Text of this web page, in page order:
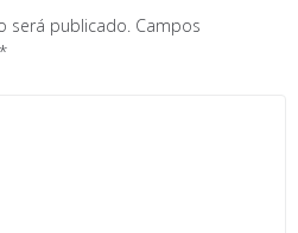
será publicado. Campos
*